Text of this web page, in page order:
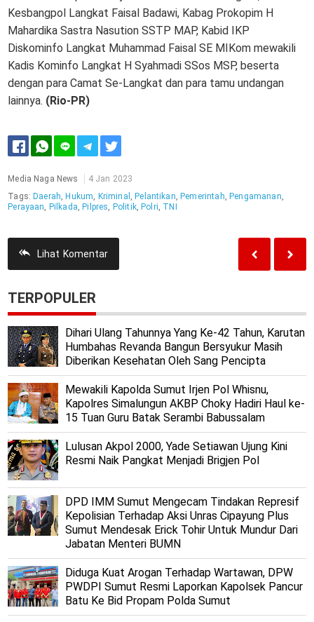
Kesbangpol Langkat Faisal Badawi, Kabag Prokopim H
Mahardika Sastra Nasution SSTP MAP, Kabid IKP
Diskominfo Langkat Muhammad Faisal SE MIKom mewakili
Kadis Kominfo Langkat H Syahmadi SSos MSP, beserta
dengan para Camat Se-Langkat dan para tamu undangan
lainnya. (Rio-PR)
Media Naga News
4 Jan 2023
Tags: Daerah, Hukum, Kriminal , Pelantikan, Pemerintah, Pengamanan,
Perayaan, Pilkada, Pilpres, Politik, Polri, TNI
Lihat Komentar
TERPOPULER
Dihari Ulang Tahunnya Yang Ke-42 Tahun, Karutan
Humbahas Revanda Bangun Bersyukur Masih
Diberikan Kesehatan Oleh Sang Pencipta
Mewakili Kapolda Sumut Irjen Pol Whisnu,
Kapolres Simalungun AKBP Choky Hadiri Haul ke-
15 Tuan Guru Batak Serambi Babussalam
Lulusan Akpol 2000, Yade Setiawan Ujung Kini
Resmi Naik Pangkat Menjadi Brigjen Pol
DPD IMM Sumut Mengecam Tindakan Represif
Kepolisian Terhadap Aksi Unras Cipayung Plus
Sumut Mendesak Erick Tohir Untuk Mundur Dari
Jabatan Menteri BUMN
Diduga Kuat Arogan Terhadap Wartawan, DPW
PWDPI Sumut Resmi Laporkan Kapolsek Pancur
Batu Ke Bid Propam Polda Sumut